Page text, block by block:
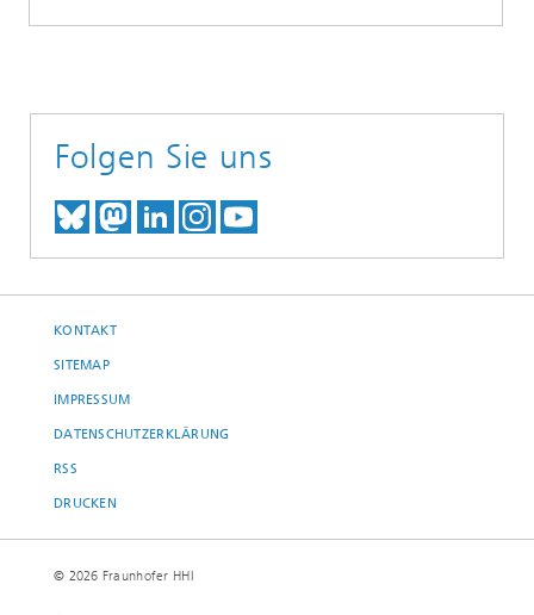
Folgen Sie uns
TREFFEN SIE UNS AUF BLUESKY
TREFFEN SIE UNS AUF
TREFFEN SIE UNS BEI
BESUCHEN SIE UNSER
UNSER VIDEO-
KONTAKT
SITEMAP
IMPRESSUM
DATENSCHUTZERKLÄRUNG
RSS
DRUCKEN
© 2026 Fraunhofer HHI